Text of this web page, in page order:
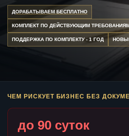
ДОРАБАТЫВАЕМ БЕСПЛАТНО
КОМПЛЕКТ ПО ДЕЙСТВУЮЩИМ
ПОДДЕРЖКА ПО КОМПЛЕКТУ - 1 ГОД
ЧЕМ РИСКУЕТ БИЗНЕС БЕЗ
до 90 суток